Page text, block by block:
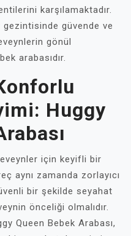
karşılamaktadır.
gezintisinde güvende ve
gönül
arabasıdır.
Huggy
için keyifli bir
aynı zamanda zorlayıcı
bir şekilde seyahat
önceliği olmalıdır.
Queen Bebek Arabası,